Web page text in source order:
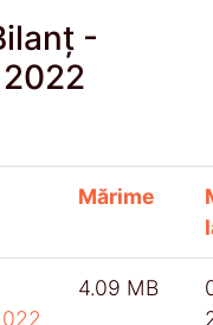
-
Mărime
4.09 MB